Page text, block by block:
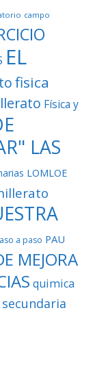
campo
EL
fisica
Física y
LAS
LOMLOE
a paso PAU
MEJORA
quimica
secundaria